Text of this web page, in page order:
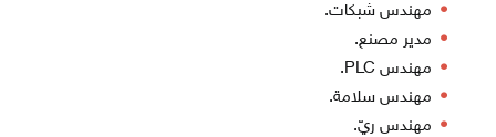
مهندس شبكات.
مدير مصنع.
مهندس PLC.
مهندس سلامة.
مهندس ريّ.